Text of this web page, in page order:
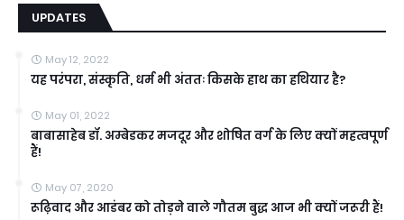
UPDATES
May 12, 2022
यह परंपरा, संस्कृति, धर्म भी अंततः किसके हाथ का हथियार है?
May 01, 2022
बाबासाहेब डॉ. अम्बेडकर मजदूर और शोषित वर्ग के लिए क्यों महत्वपूर्ण
हैं!
May 07, 2020
रूढ़िवाद और आडंबर को तोड़ने वाले गौतम बुद्ध आज भी क्यों जरूरी हैं!